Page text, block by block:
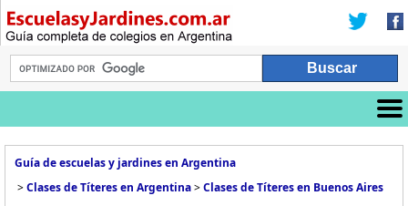
Guía de escuelas y jardines en Argentina
>Clases de Títeres en Argentina>Clases de Títeres en Buenos Aires